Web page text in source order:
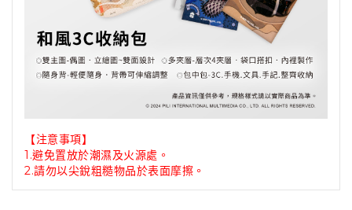
【注意事項】
1.避免置放於潮濕及火源處。
2.請勿以尖銳粗糙物品於表面摩擦。